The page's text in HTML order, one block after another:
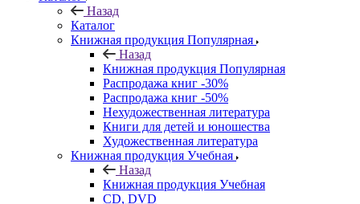
Назад
Каталог
Книжная продукция Популярная
Назад
Книжная продукция Популярная
Распродажа книг -30%
Распродажа книг -50%
Нехудожественная литература
Книги для детей и юношества
Художественная литература
Книжная продукция Учебная
Назад
Книжная продукция Учебная
CD, DVD